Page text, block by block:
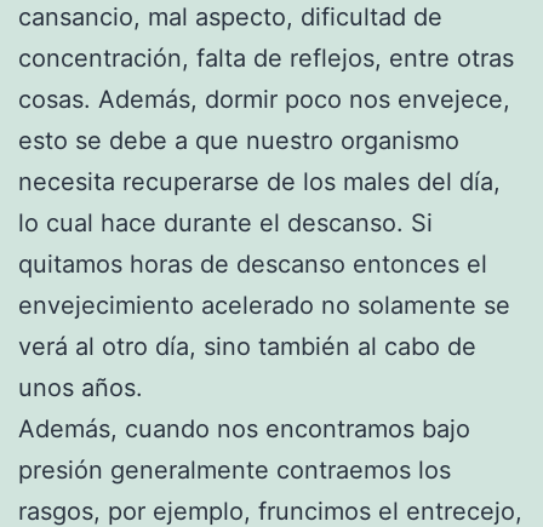
cansancio, mal aspecto, dificultad de
concentración, falta de reflejos, entre otras
cosas. Además, dormir poco nos envejece,
esto se debe a que nuestro organismo
necesita recuperarse de los males del día,
lo cual hace durante el descanso. Si
quitamos horas de descanso entonces el
envejecimiento acelerado no solamente se
verá al otro día, sino también al cabo de
unos años.
Además, cuando nos encontramos bajo
presión generalmente contraemos los
rasgos, por ejemplo, fruncimos el entrecejo,